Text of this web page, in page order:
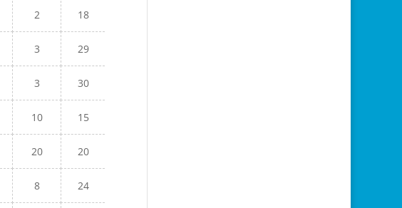
2 18
3 29
3 30
10 15
20 20
8 24